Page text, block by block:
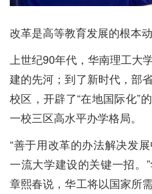
改革是高等教育发展的根本动
上世纪90年代，华南理工大
建的先河；到了新时代，部
校区，开辟了“在地国际化”
一校三区高水平办学格局。
“善于用改革的办法解决发
一流大学建设的关键一招。
章熙春说，华工将以国家所